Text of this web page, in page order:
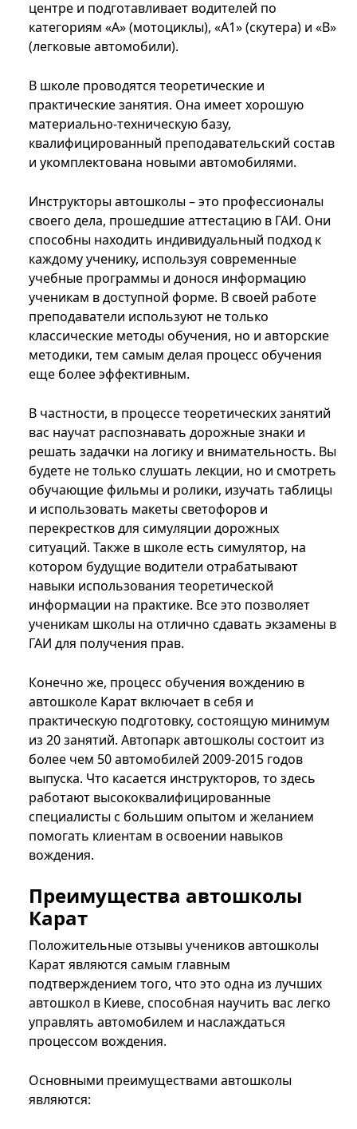
центре и подготавливает водителей по
категориям «А» (мотоциклы), «А1» (скутера) и «В»
(легковые автомобили).
В школе проводятся теоретические и
практические занятия. Она имеет хорошую
материально-техническую базу,
квалифицированный преподавательский состав
и укомплектована новыми автомобилями.
Инструкторы автошколы – это профессионалы
своего дела, прошедшие аттестацию в ГАИ. Они
способны находить индивидуальный подход к
каждому ученику, используя современные
учебные программы и донося информацию
ученикам в доступной форме. В своей работе
преподаватели используют не только
классические методы обучения, но и авторские
методики, тем самым делая процесс обучения
еще более эффективным.
В частности, в процессе теоретических занятий
вас научат распознавать дорожные знаки и
решать задачки на логику и внимательность. Вы
будете не только слушать лекции, но и смотреть
обучающие фильмы и ролики, изучать таблицы
и использовать макеты светофоров и
перекрестков для симуляции дорожных
ситуаций. Также в школе есть симулятор, на
котором будущие водители отрабатывают
навыки использования теоретической
информации на практике. Все это позволяет
ученикам школы на отлично сдавать экзамены в
ГАИ для получения прав.
Конечно же, процесс обучения вождению в
автошколе Карат включает в себя и
практическую подготовку, состоящую минимум
из 20 занятий. Автопарк автошколы состоит из
более чем 50 автомобилей 2009-2015 годов
выпуска. Что касается инструкторов, то здесь
работают высококвалифицированные
специалисты с большим опытом и желанием
помогать клиентам в освоении навыков
вождения.
Преимущества автошколы
Карат
Положительные отзывы учеников автошколы
Карат являются самым главным
подтверждением того, что это одна из лучших
автошкол в Киеве, способная научить вас легко
управлять автомобилем и наслаждаться
процессом вождения.
Основными преимуществами автошколы
являются: